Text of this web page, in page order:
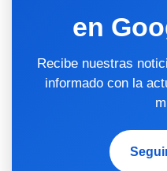
en
Recibe nuestras
informado con la